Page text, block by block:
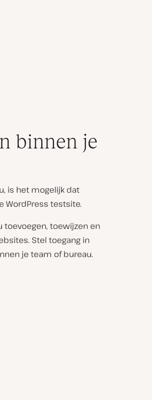
binnen je
is het mogelijk dat
testsite.
toevoegen, toewijzen en
Stel toegang in
je team of bureau.